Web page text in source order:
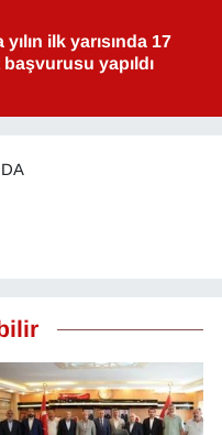
ilk yarısında 17
yapıldı